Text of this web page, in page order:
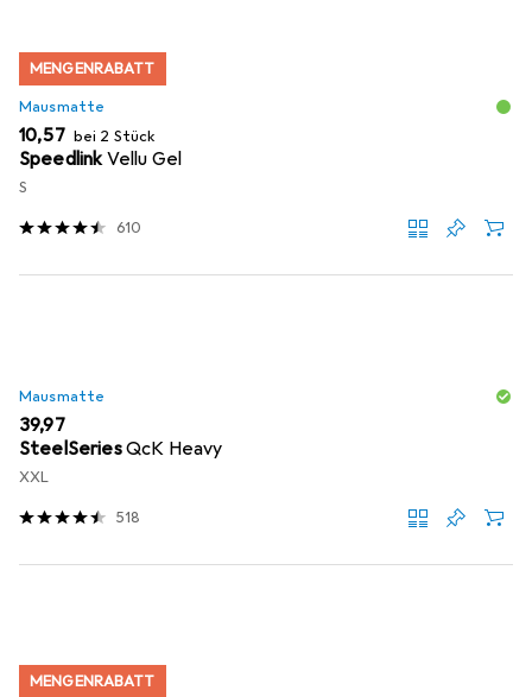
MENGENRABATT
Mausmatte
EUR
10,57 bei 2 Stück
SpeedlinkVellu Gel
S
610
Mausmatte
EUR
39,97
SteelSeriesQcK Heavy
XXL
518
MENGENRABATT